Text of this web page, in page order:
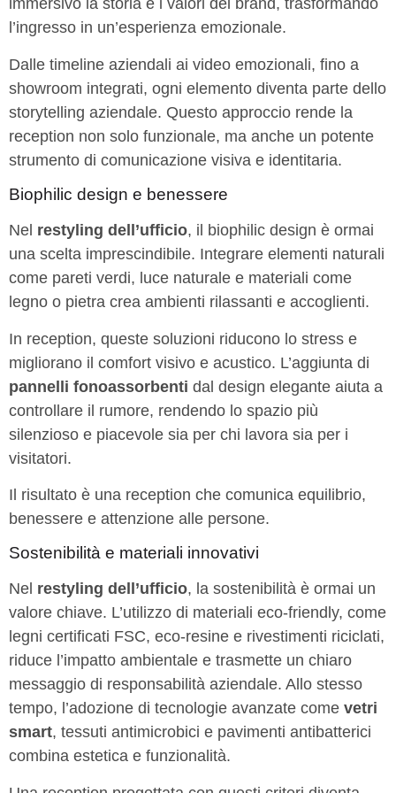
immersivo la storia e i valori del brand, trasformando
l’ingresso in un’esperienza emozionale.
Dalle timeline aziendali ai video emozionali, fino a
showroom integrati, ogni elemento diventa parte dello
storytelling aziendale. Questo approccio rende la
reception non solo funzionale, ma anche un potente
strumento di comunicazione visiva e identitaria.
Biophilic design e benessere
Nel restyling dell’ufficio, il biophilic design è ormai
una scelta imprescindibile. Integrare elementi naturali
come pareti verdi, luce naturale e materiali come
legno o pietra crea ambienti rilassanti e accoglienti.
In reception, queste soluzioni riducono lo stress e
migliorano il comfort visivo e acustico. L’aggiunta di
pannelli fonoassorbenti dal design elegante aiuta a
controllare il rumore, rendendo lo spazio più
silenzioso e piacevole sia per chi lavora sia per i
visitatori.
Il risultato è una reception che comunica equilibrio,
benessere e attenzione alle persone.
Sostenibilità e materiali innovativi
Nel restyling dell’ufficio, la sostenibilità è ormai un
valore chiave. L’utilizzo di materiali eco-friendly, come
legni certificati FSC, eco-resine e rivestimenti riciclati,
riduce l’impatto ambientale e trasmette un chiaro
messaggio di responsabilità aziendale. Allo stesso
tempo, l’adozione di tecnologie avanzate come vetri
smart, tessuti antimicrobici e pavimenti antibatterici
combina estetica e funzionalità.